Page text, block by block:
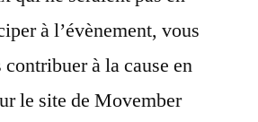
à l’évènement, vous
à la cause en
le site de Movember